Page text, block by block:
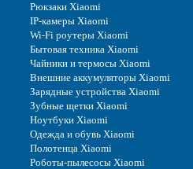
Рюкзаки Xiaomi
IP-камеры Xiaomi
Wi-Fi роутеры Xiaomi
Бытовая техника Xiaomi
Чайники и термосы Xiaomi
Внешние аккумуляторы Xiaomi
Зарядные устройства Xiaomi
Зубные щетки Xiaomi
Ноутбуки Xiaomi
Одежда и обувь Xiaomi
Полотенца Xiaomi
Роботы-пылесосы Xiaomi